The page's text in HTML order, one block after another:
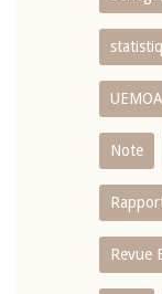
UEMOA
Note
Revue